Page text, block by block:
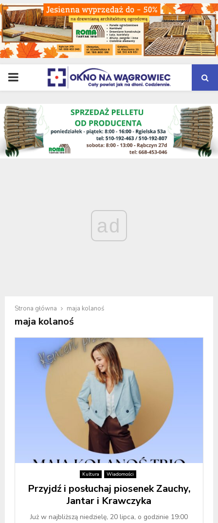
PRIMARY
MENU
ad
Strona główna maja kolanoś
maja kolanoś
Kultura Wiadomości
Przyjdź i posłuchaj piosenek Zauchy,
Jantar i Krawczyka
Już w najbliższą niedzielę, 20 lipca, o godzinie 19:00